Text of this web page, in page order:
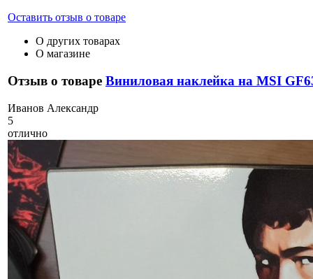
Оставить отзыв о товаре
О других товарах
О магазине
Отзыв о товаре Виниловая наклейка на MSI
Иванов Александр
5
отлично